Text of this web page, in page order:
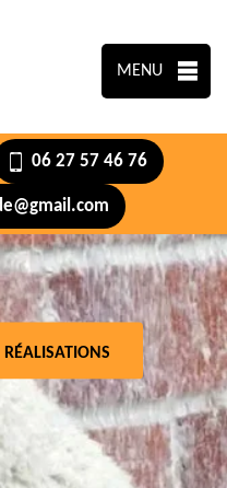
MENU
06 27 57 46 76
RÉALISATIONS